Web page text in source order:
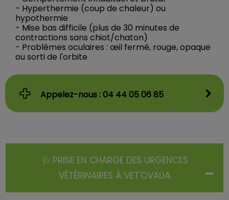
- Hyperthermie (coup de chaleur) ou
hypothermie
- Mise bas difficile (plus de 30 minutes de
contractions sans chiot/chaton)
- Problèmes oculaires : œil fermé, rouge, opaque
ou sorti de l'orbite
Appelez-nous : 04 44 05 06 85
🩺 PRISE EN CHARGE DES URGENCES
VÉTÉRINAIRES À VET'OVALIA